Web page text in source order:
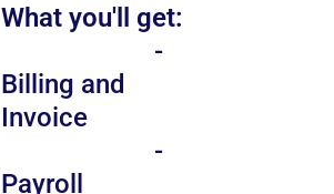
What you'll get:
-
Billing and
Invoice
-
Payroll